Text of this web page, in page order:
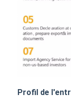
Profil de